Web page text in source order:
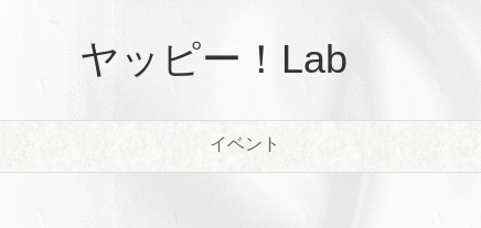
ヤッピー！Lab
イベント